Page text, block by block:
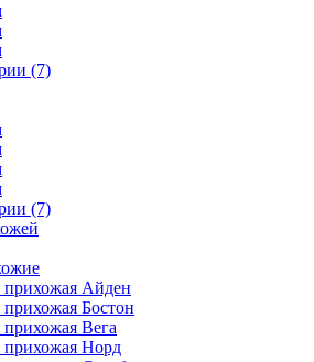
(7)
(7)
прихожая Айден
Бостон
Вега
прихожая Норд